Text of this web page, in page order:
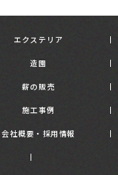
エクステリア
造園
薪の販売
施工事例
会社概要・採用情報